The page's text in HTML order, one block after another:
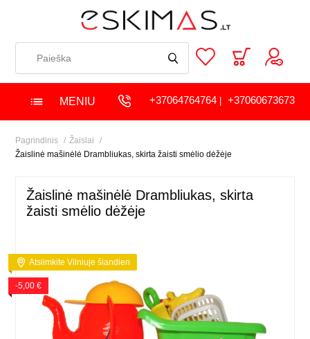
MENIU +37064764764| +37060673673
Pagrindinis
Žaislai
Žaislinė mašinėlė Drambliukas, skirta žaisti smėlio dėžėje
Žaislinė mašinėlė Drambliukas, skirta
žaisti smėlio dėžėje
Atsiimkite Vilniuje šiandien
-5,00 €